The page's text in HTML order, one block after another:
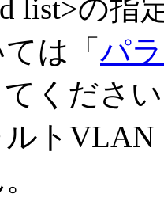
list>の指
は「 パ
くださ
ト